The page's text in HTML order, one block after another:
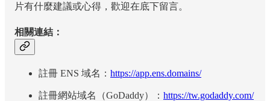
片有什麼建議或心得，歡迎在底下留言。
相關連結：
註冊 ENS 域名： https://app.ens.domains/
註冊網站域名（GoDaddy）： https://tw.godaddy.com/